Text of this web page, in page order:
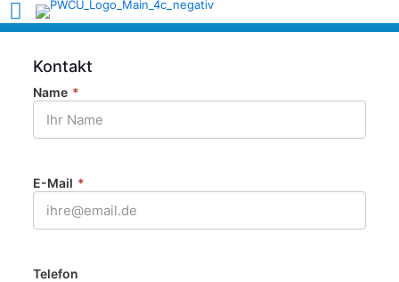
Kontakt
Name *
E-Mail *
Telefon